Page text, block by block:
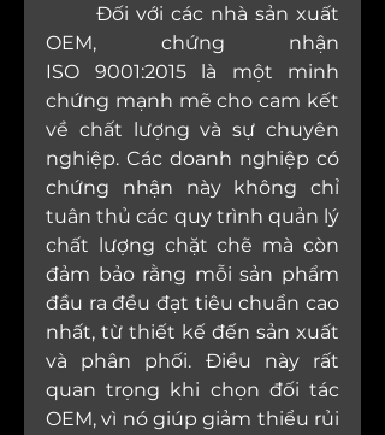
OEM, chứng nhận
ISO 9001:2015 là một minh
chứng mạnh mẽ cho cam kết
về chất lượng và sự chuyên
nghiệp. Các doanh nghiệp có
chứng nhận này không chỉ
tuân thủ các quy trình quản lý
chất lượng chặt chẽ mà còn
đảm bảo rằng mỗi sản phẩm
đầu ra đều đạt tiêu chuẩn cao
nhất, từ thiết kế đến sản xuất
và phân phối. Điều này rất
quan trọng khi chọn đối tác
OEM, vì nó giúp giảm thiểu rủi